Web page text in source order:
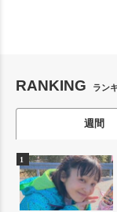
RANKING ラン
週間